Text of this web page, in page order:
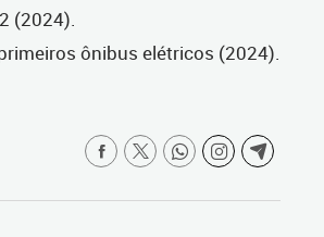
(2024).
ônibus elétricos (2024).